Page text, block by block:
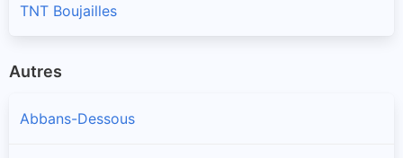
TNT Boujailles
Autres
Abbans-Dessous